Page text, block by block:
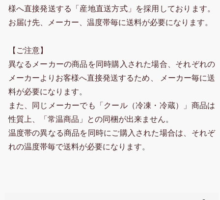
様へ直接発送する「産地直送方式」を採用しております。
お届け先、メーカー、温度帯毎に送料が必要になります。
【ご注意】
異なるメーカーの商品を同時購入された場合、それぞれの
メーカーよりお客様へ直接発送するため、 メーカー毎に送
料が必要になります。
また、同じメーカーでも「クール（冷凍・冷蔵）」商品は
性質上、「常温商品」との同梱が出来ません。
温度帯の異なる商品を同時にご購入された場合は、それぞ
れの温度帯毎で送料が必要になります。